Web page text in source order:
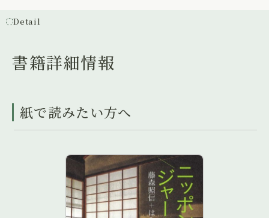
Detail
書籍詳細情報
紙で読みたい方へ